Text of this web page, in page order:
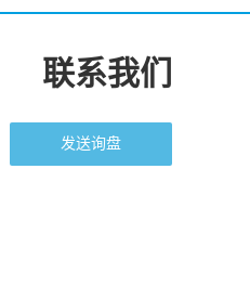
联系我们
发送询盘